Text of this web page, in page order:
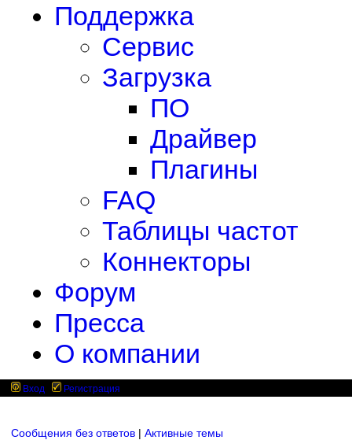
Поддержка
Сервис
Загрузка
ПО
Драйвер
Плагины
FAQ
Таблицы частот
Коннекторы
Форум
Пресса
О компании
Вход Регистрация
Сообщения без ответов | Активные темы